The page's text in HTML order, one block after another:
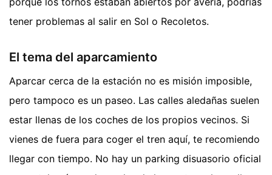
tener problemas al salir en Sol o Recoletos.
El tema del aparcamiento
Aparcar cerca de la estación no es misión imposible,
pero tampoco es un paseo. Las calles aledañas suelen
estar llenas de los coches de los propios vecinos. Si
vienes de fuera para coger el tren aquí, te recomiendo
llegar con tiempo. No hay un parking disuasorio oficial